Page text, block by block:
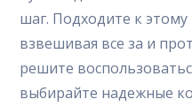
шаг. Подходите к
взвешивая все за и
решите
выбирайте надежные